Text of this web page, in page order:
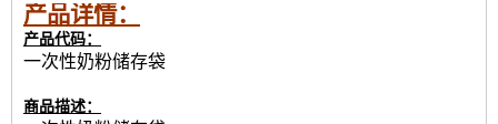
产品详情：
产品代码：
一次性奶粉储存袋
商品描述：